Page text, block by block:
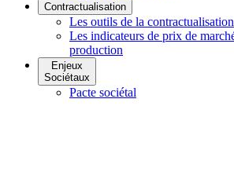
Contractualisation
Les outils de la contractualisation
Les indicateurs de prix de
production
Enjeux
Sociétaux
Pacte sociétal